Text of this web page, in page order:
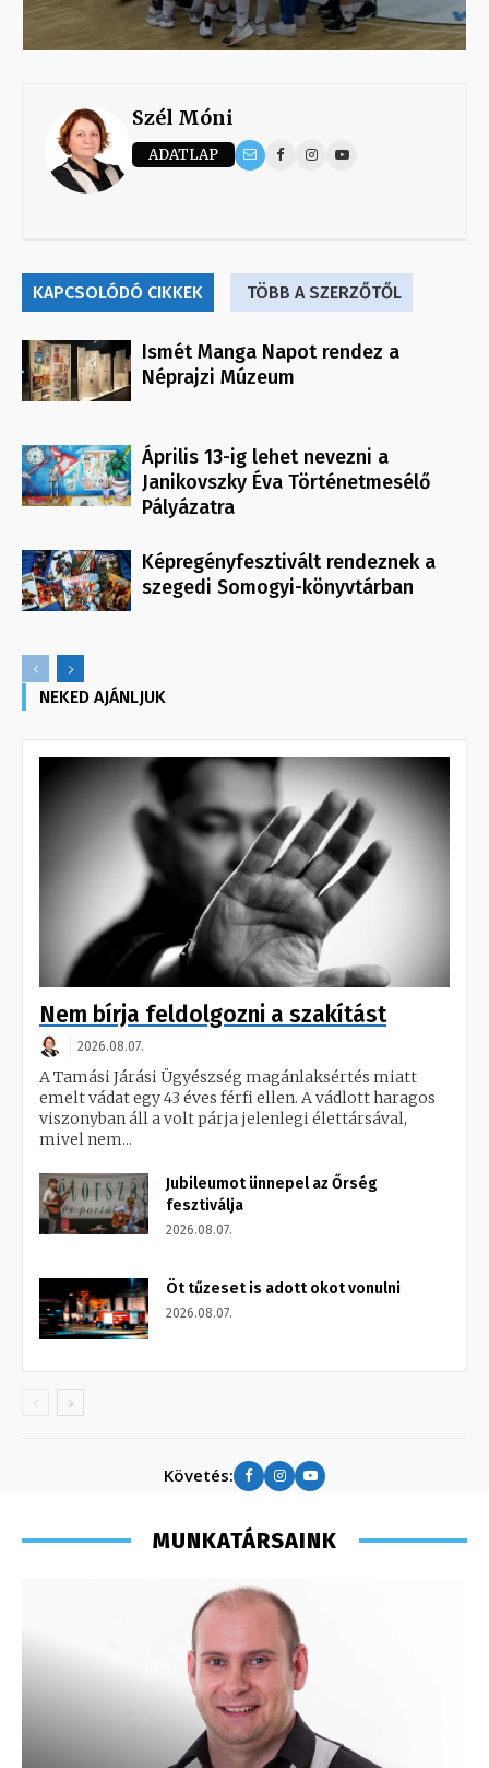
Szél Móni
ADATLAP
KAPCSOLÓDÓ CIKKEK TÖBB A SZERZŐTŐL
Ismét Manga Napot rendez a
Néprajzi Múzeum
Április 13-ig lehet nevezni a
Janikovszky Éva Történetmesélő
Pályázatra
Képregényfesztivált rendeznek a
szegedi Somogyi-könyvtárban
NEKED AJÁNLJUK
Nem bírja feldolgozni a szakítást
2026.08.07.
A Tamási Járási Ügyészség magánlaksértés miatt
emelt vádat egy 43 éves férfi ellen. A vádlott haragos
viszonyban áll a volt párja jelenlegi élettársával,
mivel nem...
Jubileumot ünnepel az Őrség
fesztiválja
2026.08.07.
Öt tűzeset is adott okot vonulni
2026.08.07.
Követés:
MUNKATÁRSAINK